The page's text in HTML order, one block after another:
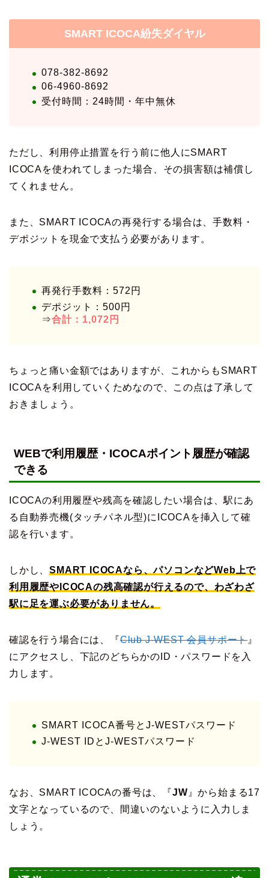
SMART ICOCA紛失ダイヤル
078-382-8692
06-4960-8692
受付時間：24時間・年中無休
ただし、利用停止措置を行う前に他人にSMART
ICOCAを使われてしまった場合、その損害額は補償し
てくれません。
また、SMART ICOCAの再発行する場合は、手数料・
デポジットを現金で支払う必要があります。
再発行手数料：572円
デポジット：500円
⇒合計：1,072円
ちょっと痛い金額ではありますが、これからもSMART
ICOCAを利用していくためなので、この点は了承して
おきましょう。
WEBで利用履歴・ICOCAポイント履歴が確認
できる
ICOCAの利用履歴や残高を確認したい場合は、駅にあ
る自動券売機(タッチパネル型)にICOCAを挿入して確
認を行います。
しかし、SMART ICOCAなら、パソコンなどWeb上で
利用履歴やICOCAの残高確認が行えるので、わざわざ
駅に足を運ぶ必要がありません。
確認を行う場合には、『Club J-WEST 会員サポート』
にアクセスし、下記のどちらかのID・パスワードを入
力します。
SMART ICOCA番号とJ-WESTパスワード
J-WEST IDとJ-WESTパスワード
なお、SMART ICOCAの番号は、『JW 』から始まる17
文字となっているので、間違いのないように入力しま
しょう。